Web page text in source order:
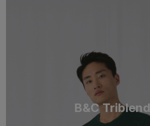
B&C Triblend